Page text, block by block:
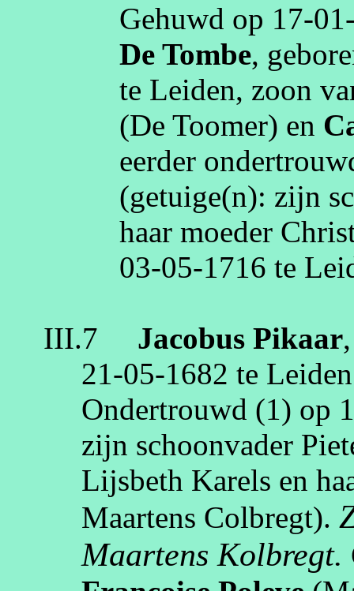
Gehuwd op
De Tombe,
te Leiden, zoon
(DeToomer) en
eerder
(getuige(n): zijn
haar moeder
03‑05‑1716 te
III.7 Jacobus Pikaar
21‑05‑1682 te Leiden
Ondertrouwd (1) op
zijn schoonvader
Lijsbeth Karels en
Maartens Colbregt).
MaartensKolbregt.